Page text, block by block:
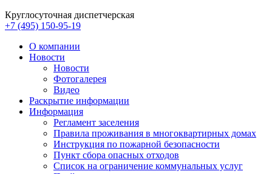
Круглосуточная диспетчерская
+7 (495) 150-95-19
О компании
Новости
Новости
Фотогалерея
Видео
Раскрытие информации
Информация
Регламент заселения
Правила проживания в многоквартирных домах
Инструкция по пожарной безопасности
Пункт сбора опасных отходов
Список на ограничение коммунальных услуг